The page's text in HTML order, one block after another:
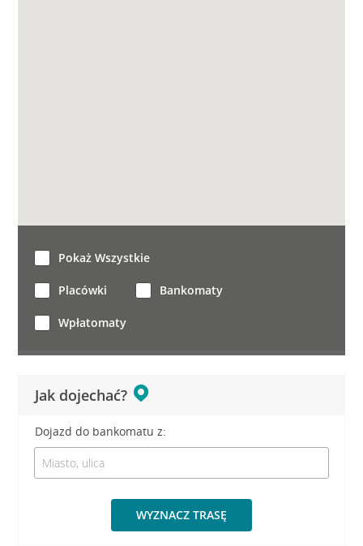
Jak dojechać?
Dojazd do bankomatu z:
WYZNACZ TRASĘ
Pokaż Wszystkie
Placówki Bankomaty
Wpłatomaty